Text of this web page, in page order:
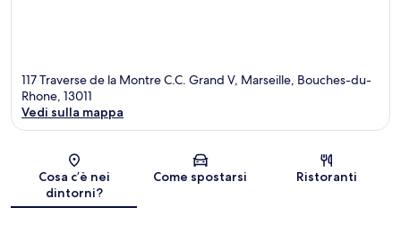
117 Traverse de la Montre C.C. Grand V, Marseille, Bouches-du-
Rhone, 13011
Vedi sulla mappa
Cosa c’è nei
dintorni?
Come spostarsi Ristoranti